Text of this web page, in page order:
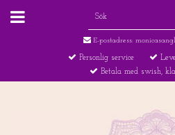
E-postadress:
Personlig service
Betala med swish,